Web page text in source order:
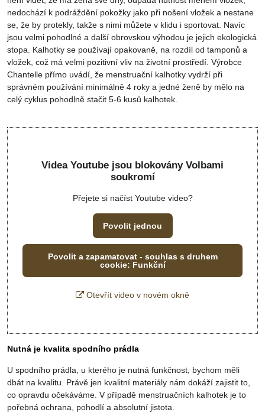
nedochází k podráždění pokožky jako při nošení vložek a nestane
se, že by protekly, takže s nimi můžete v klidu i sportovat. Navíc
jsou velmi pohodlné a další obrovskou výhodou je jejich ekologická
stopa. Kalhotky se používají opakovaně, na rozdíl od tamponů a
vložek, což má velmi pozitivní vliv na životní prostředí. Výrobce
Chantelle přímo uvádí, že menstruační kalhotky vydrží při
správném používání minimálně 4 roky a jedné ženě by mělo na
celý cyklus pohodlně stačit 5-6 kusů kalhotek.
Videa Youtube jsou blokovány Volbami
soukromí
Přejete si načíst Youtube video?
Povolit jednou
Povolit a zapamatovat - souhlas s druhem
cookie: Funkční
Otevřít video v novém okně
Nutná je kvalita spodního prádla
U spodního prádla, u kterého je nutná funkčnost, bychom měli
dbát na kvalitu. Právě jen kvalitní materiály nám dokáží zajistit to,
co opravdu očekáváme. V případě menstruačních kalhotek je to
pořebná ochrana, pohodlí a absolutní jistota.